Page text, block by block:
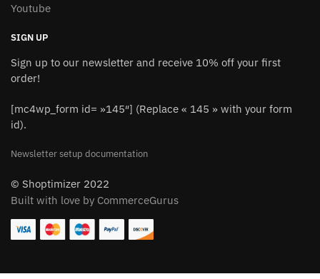
Youtube
SIGN UP
Sign up to our newsletter and receive 10% off your first
order!
[mc4wp_form id= »145″] (Replace « 145 » with your form
id).
Newsletter setup documentation
© Shoptimizer 2022
Built with love by CommerceGurus